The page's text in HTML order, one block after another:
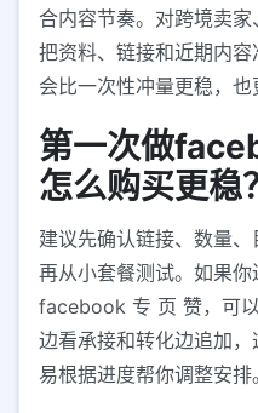
合内容节奏。对跨境卖
把资料、链接和近期内容
会比一次性冲量更稳，也
第一次做
怎么购买更稳？
建议先确认链接、数量、
再从小套餐测试。如果
facebook 专 页 赞，可
边看承接和转化边追加
易根据进度帮你调整安排。